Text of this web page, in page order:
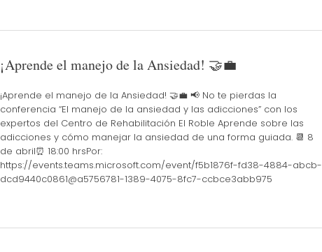
¡Aprende el manejo de la Ansiedad! 🤝💼
¡Aprende el manejo de la Ansiedad! 🤝💼 📢 No te pierdas la
conferencia “El manejo de la ansiedad y las adicciones” con los
expertos del Centro de Rehabilitación El Roble Aprende sobre las
adicciones y cómo manejar la ansiedad de una forma guiada. 📆 8
de abril⏰ 18:00 hrsPor:
https://events.teams.microsoft.com/event/f5b1876f-fd38-4884-abcb-
dcd9440c0861@a5756781-1389-4075-8fc7-ccbce3abb975